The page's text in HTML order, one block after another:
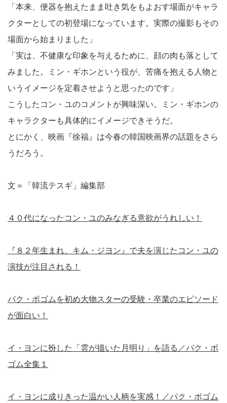
「本来、便器を抱えたまま吐き気をもよおす場面がキャラ
クターとしての初登場になっています。実際の撮影もその
場面から始まりました」
「実は、不健康な印象を与えるために、顔の肉も落として
みました。ミン・ギホンという役が、苦痛を抱える人物と
いうイメージを定着させようと思ったのです」
こうしたコン・ユのコメントが興味深い。ミン・ギホンの
キャラクターも具体的にイメージできそうだ。
とにかく、映画『徐福』は今春の韓国映画界の話題をさら
うだろう。
文＝「韓流テスギ」編集部
４０代になったコン・ユのみなぎる意欲がうれしい！
『８２年生まれ、キム・ジヨン』で夫を演じたコン・ユの
演技が注目される！
パク・ボゴムを初め大物スターの受験・卒業のエピソード
が面白い！
イ・ヨンに扮した「雲が描いた月明り」を語る／パク・ボ
ゴム全集１
イ・ヨンに成りきった温かい人柄を実感！／パク・ボゴム